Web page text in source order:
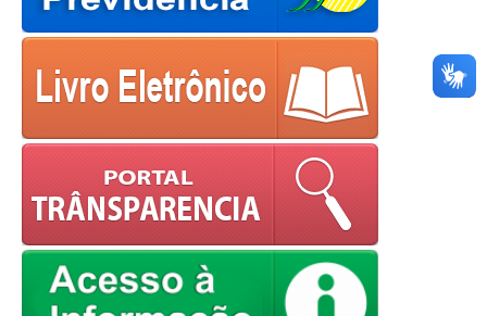
European Commission |
Cookies Policy
powered by WPCookiePro